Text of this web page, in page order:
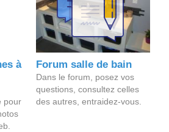
à
pour
Forum salle de bain
Dans le forum, posez vos
questions, consultez celles
des autres, entraidez-vous.